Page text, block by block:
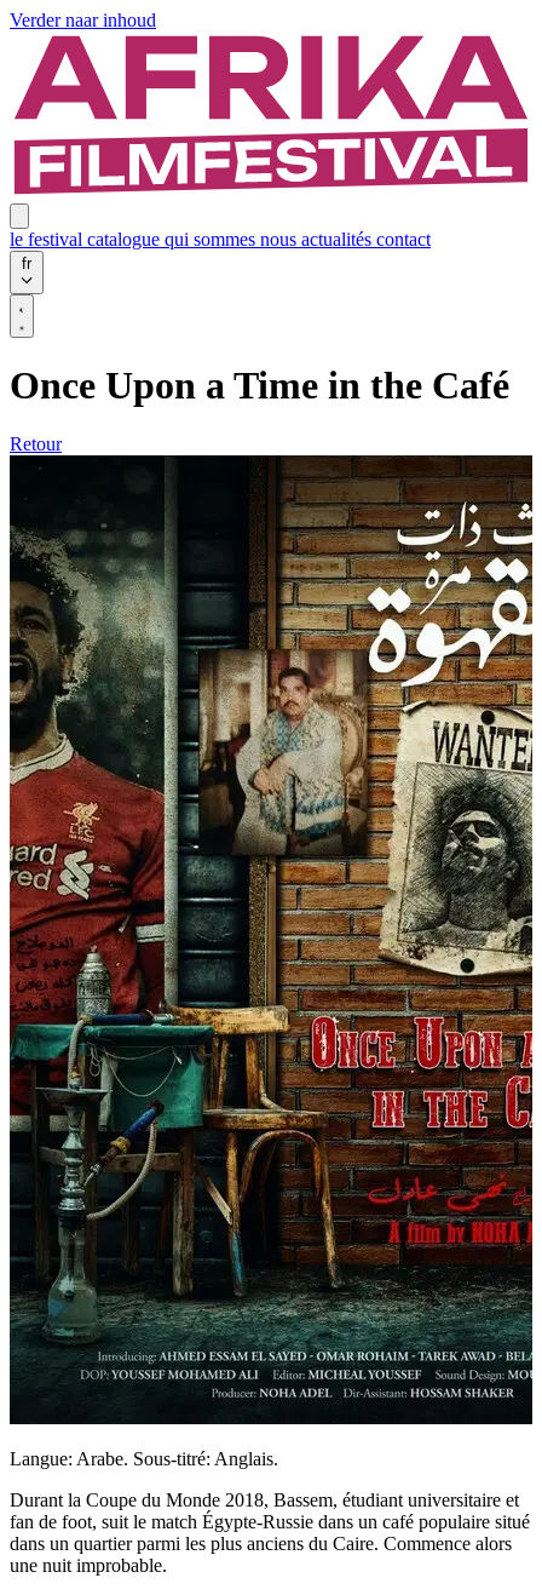
Verder naar inhoud
le festival catalogue qui sommes nous actualités contact
fr
Once Upon a Time in the Café
Retour
Langue: Arabe. Sous-titré: Anglais.
Durant la Coupe du Monde 2018, Bassem, étudiant universitaire et
fan de foot, suit le match Égypte-Russie dans un café populaire situé
dans un quartier parmi les plus anciens du Caire. Commence alors
une nuit improbable.